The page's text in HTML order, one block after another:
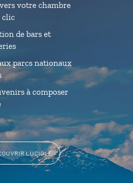
votre chambre
clic
de bars et
parcs nationaux
à composer
LUCIOLE